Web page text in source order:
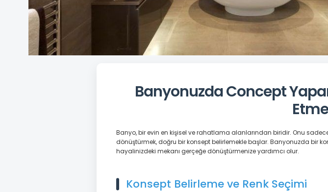
Banyonuzda Concept
Banyo, bir evin en kişisel ve rahatlama alanlarından biridir. Onu
dönüştürmek, doğru bir konsept belirlemekle başlar. Banyonuzda bir
hayalinizdeki mekanı gerçeğe dönüştürmenize yardımcı olur.
Konsept Belirleme ve Renk Seçimi